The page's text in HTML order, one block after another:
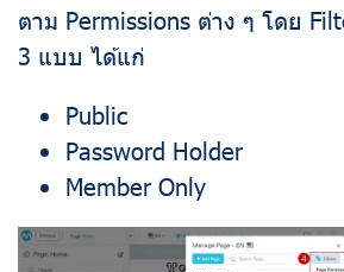
ตาม Permissions ต่าง ๆ โดย
3 แบบ ได้แก่
Public
Password Holder
Member Only